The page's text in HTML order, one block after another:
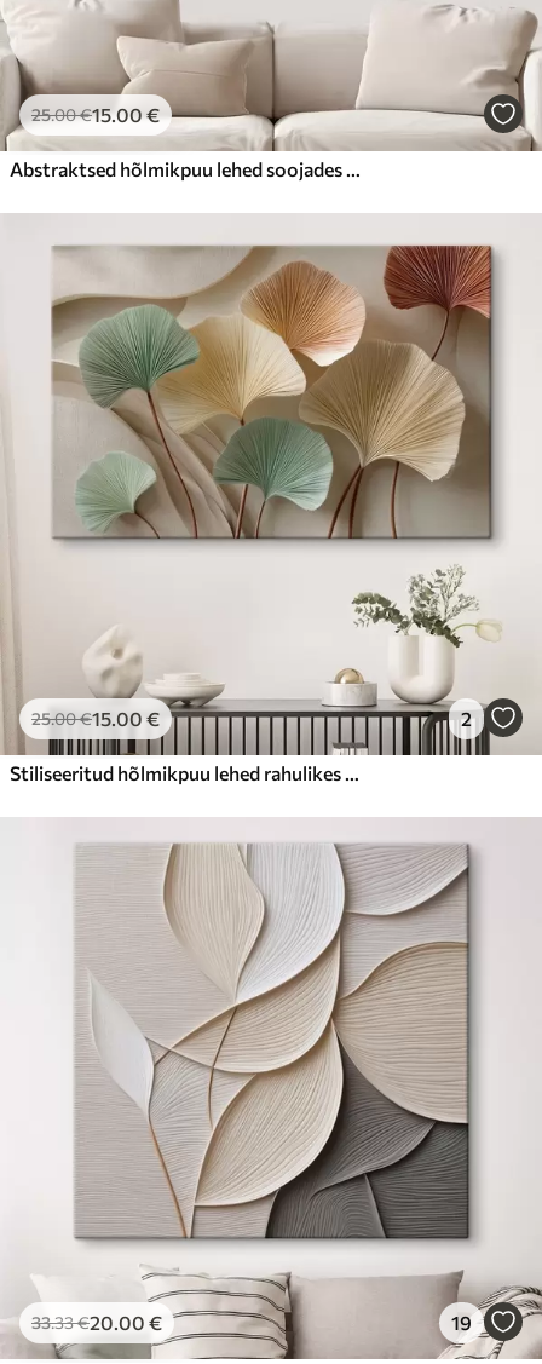
25.00€15.00€
Abstraktsed hõlmikpuu lehed soojades pastelltoonides
25.00€15.00 € 2
Stiliseeritud hõlmikpuu lehed rahulikes toonides
33.33€20.00 € 19